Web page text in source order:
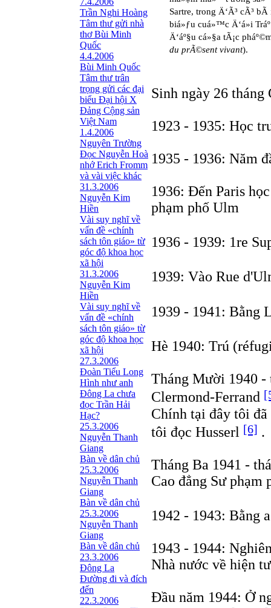
Trần Nghi Hoàng
Tâm thư gửi nhà
thơ Bùi Minh
Quốc
4.4.2006
Bùi Minh Quốc
Tâm thư trân
trọng gửi các đại
biểu Đại hội X
Đảng Cộng sản
Việt Nam
1.4.2006
Nguyên Trường
Đọc Nguyễn Hoà
nhớ Erich Fromm
và vài việc khác
31.3.2006
Nguyễn Kim
Hiền
Vài suy nghĩ về
vấn đề «chính
sách tôn giáo» từ
góc độ khoa học
xã hội
31.3.2006
Nguyễn Kim
Hiền
Vài suy nghĩ về
vấn đề «chính
sách tôn giáo» từ
góc độ khoa học
xã hội
27.3.2006
Đoàn Tiểu Long
Hình như anh
Đông La chưa
đọc Trần Hải
Hạc?
25.3.2006
Nguyễn Thanh
Giang
Bàn về dân chủ
25.3.2006
Nguyễn Thanh
Giang
Bàn về dân chủ
25.3.2006
Nguyễn Thanh
Giang
Bàn về dân chủ
23.3.2006
Đông La
Đường đi và đích
đến
22.3.2006
Sartre, trong Ä‘Ã³ cÃ³ bÃ
biá»ƒu cuá»™c Ä‘á»i
Ä‘áº§u cá»§a tÃ¡c
du prÃ©sent vivant).
Sinh ngày 26 tháng
1923 - 1935: Học
1935 - 1936: Năm
1936: Đến Paris
phạm phố Ulm
1936 - 1939: 1re
1939: Vào Rue
1939 - 1941: Bằng
Hè 1940: Trú
Tháng Mười 1940 -
Clermond-Ferrand
Chính tại đây tôi đã
tôi đọc Husserl [6] .
Tháng Ba 1941 -
Cao đẳng Sư phạm
1942 - 1943: Bằng
1943 - 1944:
Nhà nước về hiện
Đầu năm 1944: Ở